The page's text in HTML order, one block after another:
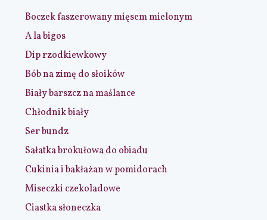
Boczek faszerowany mięsem mielonym
A la bigos
Dip rzodkiewkowy
Bób na zimę do słoików
Biały barszcz na maślance
Chłodnik biały
Ser bundz
Sałatka brokułowa do obiadu
Cukinia i bakłażan w pomidorach
Miseczki czekoladowe
Ciastka słoneczka